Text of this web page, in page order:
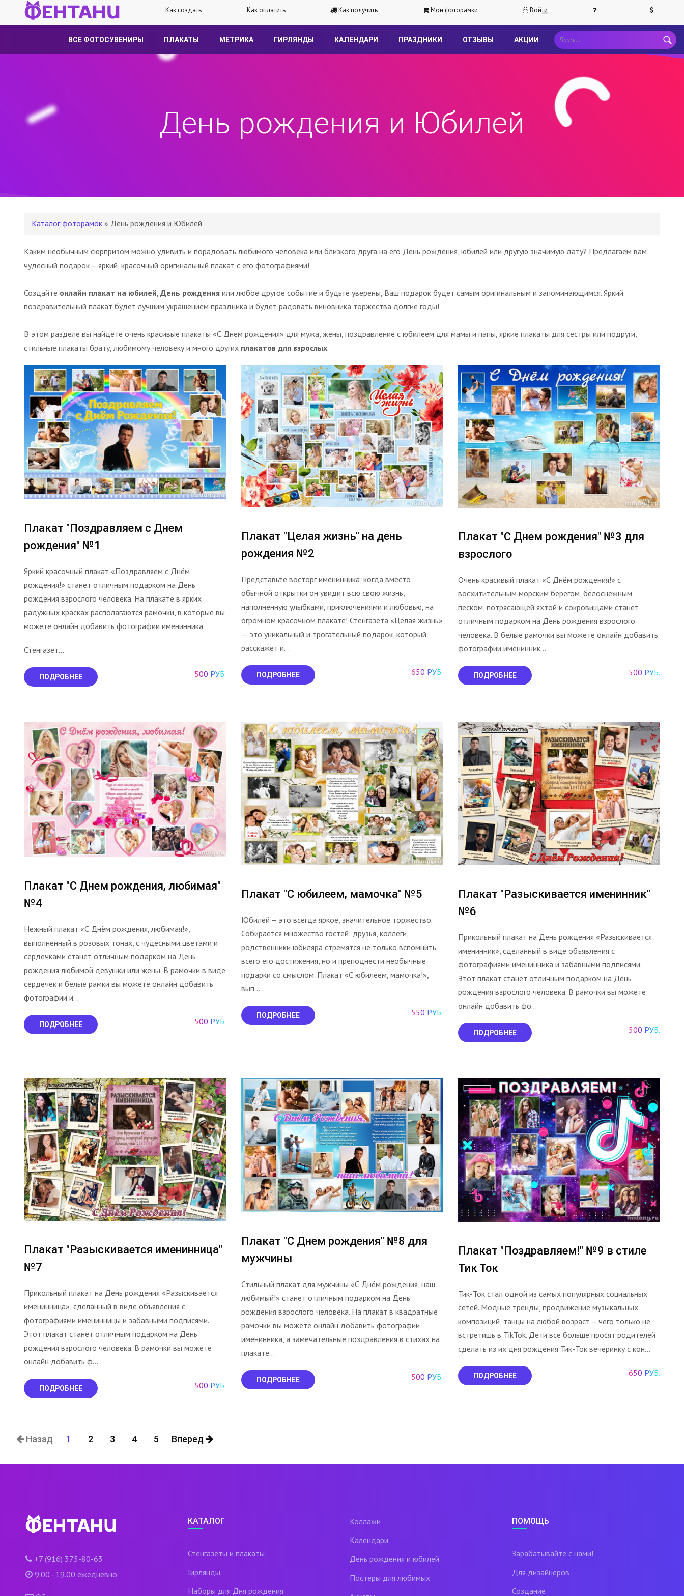
Как создать Как оплатить Как получить Мои фоторамки Войти
ВСЕ ФОТОСУВЕНИРЫ ПЛАКАТЫ МЕТРИКА ГИРЛЯНДЫ КАЛЕНДАРИ ПРАЗДНИКИ ОТЗЫВЫ АКЦИИ
День рождения и Юбилей
Каталог фоторамок » День рождения и Юбилей
Каким необычным сюрпризом можно удивить и порадовать любимого человека или близкого друга на его День рождения, юбилей или другую значимую дату? Предлагаем вам
чудесный подарок – яркий, красочный оригинальный плакат с его фотографиями!
Создайте онлайн плакат на юбилей, День рождения или любое другое событие и будьте уверены, Ваш подарок будет самым оригинальным и запоминающимся. Яркий
поздравительный плакат будет лучшим украшением праздника и будет радовать виновника торжества долгие годы!
В этом разделе вы найдете очень красивые плакаты «С Днем рождения» для мужа, жены, поздравление с юбилеем для мамы и папы, яркие плакаты для сестры или подруги,
стильные плакаты брату, любимому человеку и много других плакатов для взрослых.
Плакат "Поздравляем с Днем
рождения" №1
Яркий красочный плакат «Поздравляем с Днём
рождения!» станет отличным подарком на День
рождения взрослого человека. На плакате в ярких
радужных красках располагаются рамочки, в которые вы
можете онлайн добавить фотографии именинника.
Стенгазет...
ПОДРОБНЕЕ 500 РУБ.
Плакат "Целая жизнь" на день
рождения №2
Представьте восторг именинника, когда вместо
обычной открытки он увидит всю свою жизнь,
наполненную улыбками, приключениями и любовью, на
огромном красочном плакате! Стенгазета «Целая жизнь»
— это уникальный и трогательный подарок, который
расскажет и...
ПОДРОБНЕЕ 650 РУБ.
Плакат "С Днем рождения" №3 для
взрослого
Очень красивый плакат «С Днём рождения!» с
восхитительным морским берегом, белоснежным
песком, потрясающей яхтой и сокровищами станет
отличным подарком на День рождения взрослого
человека. В белые рамочки вы можете онлайн добавить
фотографии именинник...
ПОДРОБНЕЕ 500 РУБ.
Плакат "С Днем рождения, любимая"
№4
Нежный плакат «С Днём рождения, любимая!»,
выполненный в розовых тонах, с чудесными цветами и
сердечками станет отличным подарком на День
рождения любимой девушки или жены. В рамочки в виде
сердечек и белые рамки вы можете онлайн добавить
фотографии и...
ПОДРОБНЕЕ 500 РУБ.
Плакат "С юбилеем, мамочка" №5
Юбилей – это всегда яркое, значительное торжество.
Собирается множество гостей: друзья, коллеги,
родственники юбиляра стремятся не только вспомнить
всего его достижения, но и преподнести необычные
подарки со смыслом. Плакат «С юбилеем, мамочка!»,
вып...
ПОДРОБНЕЕ 550 РУБ.
Плакат "Разыскивается именинник"
№6
Прикольный плакат на День рождения «Разыскивается
именинник», сделанный в виде объявления с
фотографиями именинника и забавными подписями.
Этот плакат станет отличным подарком на День
рождения взрослого человека. В рамочки вы можете
онлайн добавить фо...
ПОДРОБНЕЕ 500 РУБ.
Плакат "Разыскивается именинница"
№7
Прикольный плакат на День рождения «Разыскивается
именинница», сделанный в виде объявления с
фотографиями именинницы и забавными подписями.
Этот плакат станет отличным подарком на День
рождения взрослого человека. В рамочки вы можете
онлайн добавить ф...
ПОДРОБНЕЕ 500 РУБ.
Плакат "С Днем рождения" №8 для
мужчины
Стильный плакат для мужчины «С Днём рождения, наш
любимый!» станет отличным подарком на День
рождения взрослого человека. На плакат в квадратные
рамочки вы можете онлайн добавить фотографии
именинника, а замечательные поздравления в стихах на
плакате...
ПОДРОБНЕЕ 500 РУБ.
Плакат "Поздравляем!" №9 в стиле
Тик Ток
Тик-Ток стал одной из самых популярных социальных
сетей. Модные тренды, продвижение музыкальных
композиций, танцы на любой возраст – чего только не
встретишь в TikTok. Дети все больше просят родителей
сделать из их дня рождения Тик-Ток вечеринку с кон...
ПОДРОБНЕЕ 650 РУБ.
Назад 1 2 3 4 5 Вперед
+7 (916) 375-80-63
9.00–19.00 ежедневно
КАТАЛОГ
Стенгазеты и плакаты
Гирлянды
Наборы для Дня рождения
Коллажи
Календари
День рождения и юбилей
Постеры для любимых
ПОМОЩЬ
Зарабатывайте с нами!
Для дизайнеров
Создание